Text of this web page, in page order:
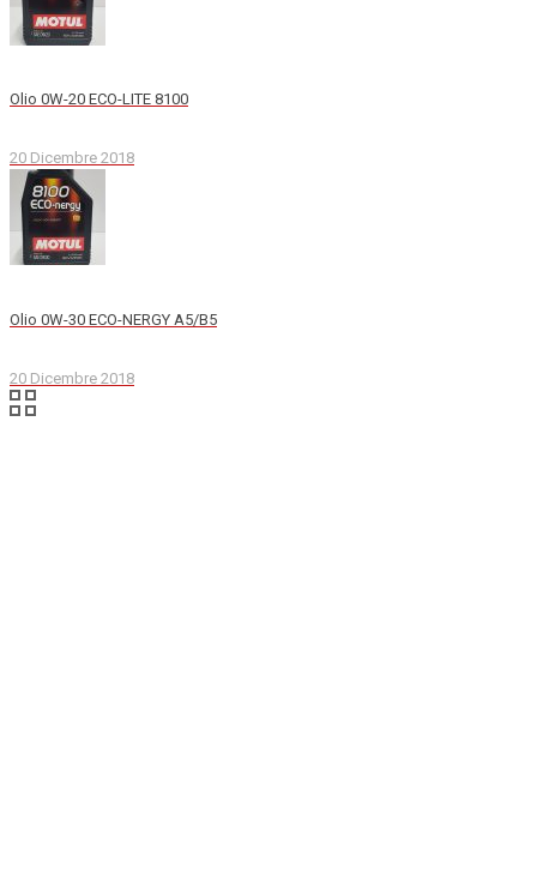
Olio 0W-20 ECO-LITE 8100
20 Dicembre 2018
Olio 0W-30 ECO-NERGY A5/B5
20 Dicembre 2018